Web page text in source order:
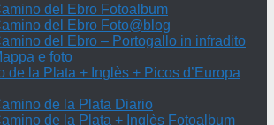
del Ebro Fotoalbum
del Ebro Foto@blog
del Ebro – Portogallo in infradito
e foto
de la Plata + Inglès + Picos d’Europa
de la Plata Diario
de la Plata + Inglès Fotoalbum